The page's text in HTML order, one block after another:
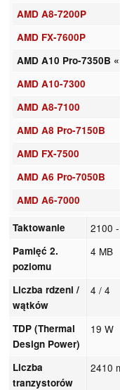
AMD A8-7200P
AMD FX-7600P
AMD A10 Pro-7350B «
AMD A10-7300
AMD A8-7100
AMD A8 Pro-7150B
AMD FX-7500
AMD A6 Pro-7050B
AMD A6-7000
Taktowanie 2100
Pamięć 2.
poziomu
4 MB
Liczba rdzeni /
wątków
4 / 4
TDP (Thermal
Design Power)
19 W
Liczba
tranzystorów
2410